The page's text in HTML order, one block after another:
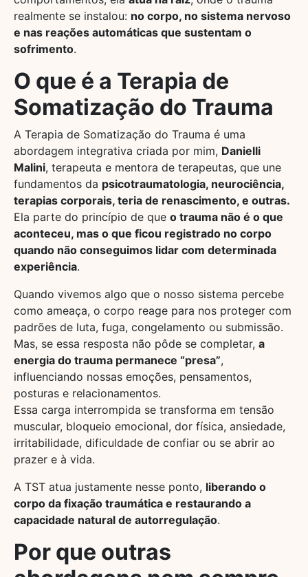
realmente se instalou: no corpo, no sistema nervoso
e nas reações automáticas que sustentam o
sofrimento.
O que é a Terapia de
Somatização do Trauma
A Terapia de Somatização do Trauma é uma
abordagem integrativa criada por mim, Danielli
Malini, terapeuta e mentora de terapeutas, que une
fundamentos da psicotraumatologia, neurociência,
terapias corporais, teria de renascimento, e outras.
Ela parte do princípio de que o trauma não é o que
aconteceu, mas o que ficou registrado no corpo
quando não conseguimos lidar com determinada
experiência.
Quando vivemos algo que o nosso sistema percebe
como ameaça, o corpo reage para nos proteger com
padrões de luta, fuga, congelamento ou submissão.
Mas, se essa resposta não pôde se completar, a
energia do trauma permanece “presa”,
influenciando nossas emoções, pensamentos,
posturas e relacionamentos.
Essa carga interrompida se transforma em tensão
muscular, bloqueio emocional, dor física, ansiedade,
irritabilidade, dificuldade de confiar ou se abrir ao
prazer e à vida.
A TST atua justamente nesse ponto, liberando o
corpo da fixação traumática e restaurando a
capacidade natural de autorregulação.
Por que outras